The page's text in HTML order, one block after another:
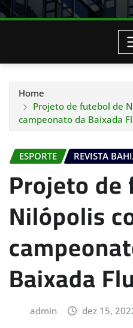
Home
Projeto de futebol de
campeonato da Baixada
ESPORTE REVISTA
Projeto
Nilópolis
Baixada
admin dez 15,